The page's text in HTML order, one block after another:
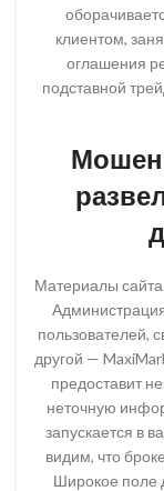
клиентом,
оглашения
подставной
Материалы
пользователей,
другой —
предоставит
неточную
запускается в
видим, что
Широкое поле